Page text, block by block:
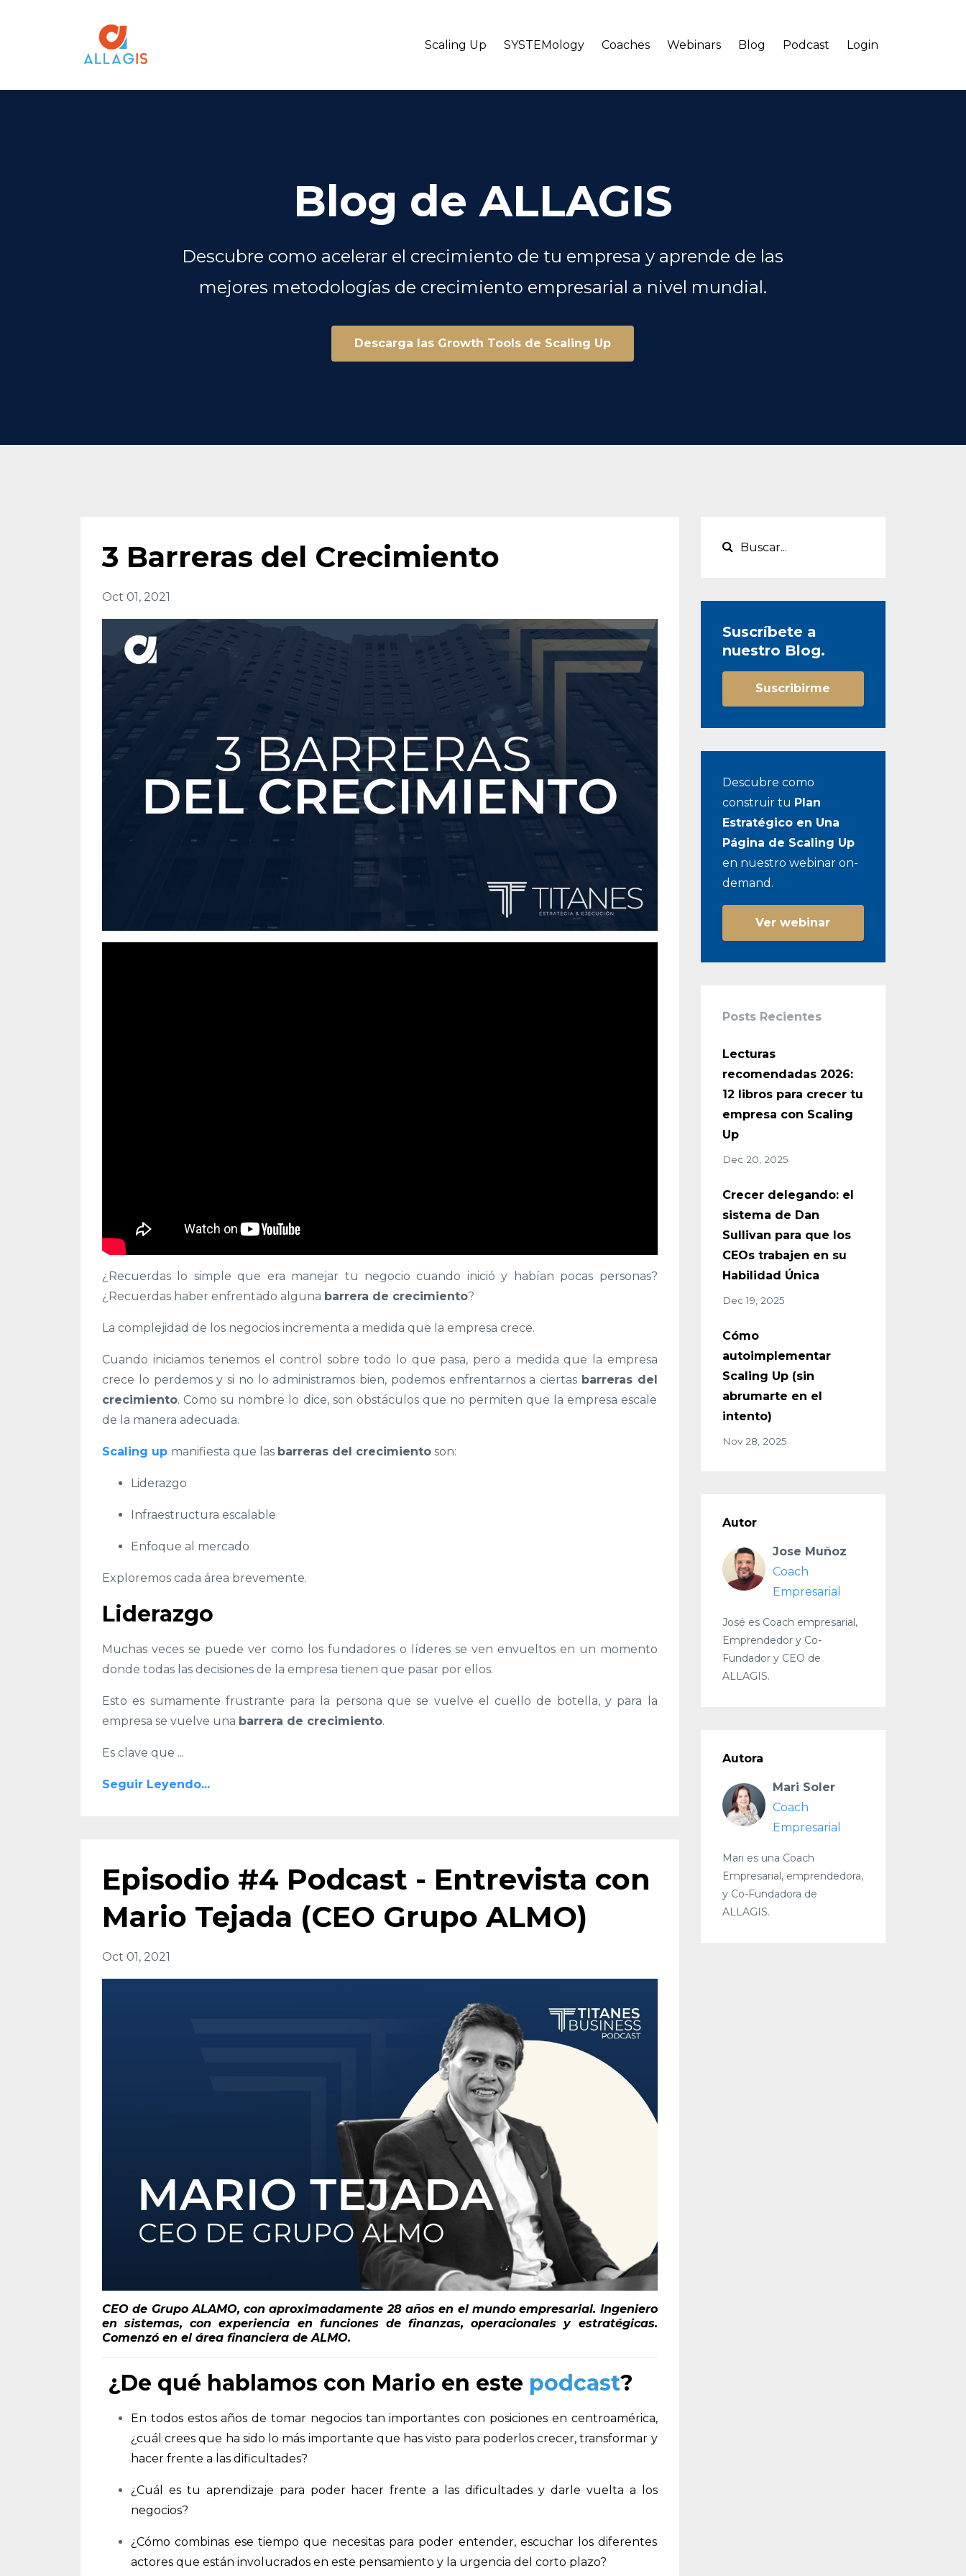
Scaling Up SYSTEMology Coaches Webinars Blog Podcast Login
Blog de ALLAGIS
Descubre como acelerar el crecimiento de tu empresa y aprende de las
mejores metodologías de crecimiento empresarial a nivel mundial.
Descarga las Growth Tools de Scaling Up
3 Barreras del Crecimiento
Oct 01, 2021
¿Recuerdas lo simple que era manejar tu negocio cuando inició y habían pocas personas?
¿Recuerdas haber enfrentado alguna barrera de crecimiento?
La complejidad de los negocios incrementa a medida que la empresa crece.
Cuando iniciamos tenemos el control sobre todo lo que pasa, pero a medida que la empresa
crece lo perdemos y si no lo administramos bien, podemos enfrentarnos a ciertas barreras del
crecimiento. Como su nombre lo dice, son obstáculos que no permiten que la empresa escale
de la manera adecuada.
Scaling up manifiesta que las barreras del crecimiento son:
Liderazgo
Infraestructura escalable
Enfoque al mercado
Exploremos cada área brevemente.
Liderazgo
Muchas veces se puede ver como los fundadores o líderes se ven envueltos en un momento
donde todas las decisiones de la empresa tienen que pasar por ellos.
Esto es sumamente frustrante para la persona que se vuelve el cuello de botella, y para la
empresa se vuelve una barrera de crecimiento.
Es clave que ...
Seguir Leyendo...
Episodio #4 Podcast - Entrevista con
Mario Tejada (CEO Grupo ALMO)
Oct 01, 2021
CEO de Grupo ALAMO, con aproximadamente 28 años en el mundo empresarial. Ingeniero
en sistemas, con experiencia en funciones de finanzas, operacionales y estratégicas.
Comenzó en el área financiera de ALMO.
¿De qué hablamos con Mario en este podcast?
En todos estos años de tomar negocios tan importantes con posiciones en centroamérica,
¿cuál crees que ha sido lo más importante que has visto para poderlos crecer, transformar y
hacer frente a las dificultades?
¿Cuál es tu aprendizaje para poder hacer frente a las dificultades y darle vuelta a los
negocios?
¿Cómo combinas ese tiempo que necesitas para poder entender, escuchar los diferentes
actores que están involucrados en este pensamiento y la urgencia del corto plazo?
Suscríbete a
nuestro Blog.
Suscribirme
Descubre como
construir tu Plan
Estratégico en Una
Página de Scaling Up
en nuestro webinar on-
demand.
Ver webinar
Posts Recientes
Lecturas
recomendadas 2026:
12 libros para crecer tu
empresa con Scaling
Up
Dec 20, 2025
Crecer delegando: el
sistema de Dan
Sullivan para que los
CEOs trabajen en su
Habilidad Única
Dec 19, 2025
Cómo
autoimplementar
Scaling Up (sin
abrumarte en el
intento)
Nov 28, 2025
Autor
Jose Muñoz
Coach
Empresarial
José es Coach empresarial,
Emprendedor y Co-
Fundador y CEO de
ALLAGIS.
Autora
Mari Soler
Coach
Empresarial
Mari es una Coach
Empresarial, emprendedora,
y Co-Fundadora de
ALLAGIS.